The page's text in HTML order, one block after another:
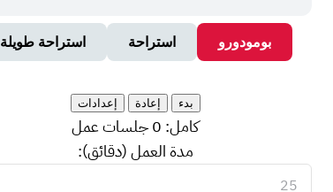
بومودورو استراحة استراحة طويلة
بدء إعادة إعدادات
كامل: 0جلسات عمل
مدة العمل (دقائق):